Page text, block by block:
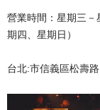
營業時間：星期三
期四、星期日）
台北:市信義區松壽